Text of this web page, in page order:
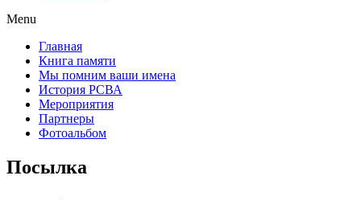
Menu
Главная
Книга памяти
Мы помним ваши имена
История РСВА
Мероприятия
Партнеры
Фотоальбом
Посылка